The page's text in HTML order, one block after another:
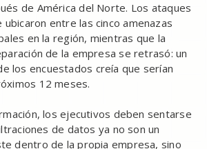
de América del Norte. Los ataques
entre las cinco amenazas
en la región, mientras que la
de la empresa se retrasó: un
los encuestados creía que serían
12 meses.
los ejecutivos deben sentarse
de datos ya no son un
dentro de la propia empresa, sino